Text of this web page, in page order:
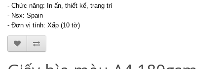
- Chức năng: In ấn, thiết kế, trang trí
- Nsx: Spain
- Đơn vị tính: Xấp (10 tờ)